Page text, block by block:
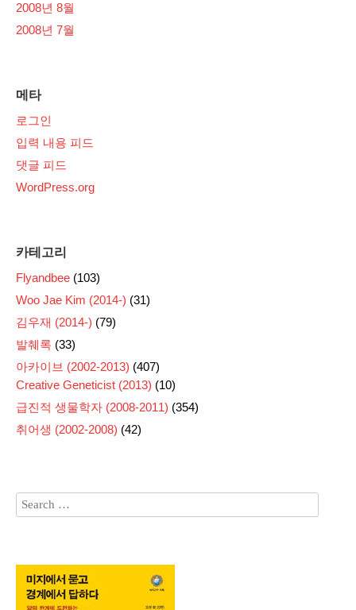
2008년 8월
2008년 7월
메타
로그인
입력 내용 피드
댓글 피드
WordPress.org
카테고리
Flyandbee (103)
Woo Jae Kim (2014-) (31)
김우재 (2014-) (79)
발췌록 (33)
아카이브 (2002-2013) (407)
Creative Geneticist (2013) (10)
급진적 생물학자 (2008-2011) (354)
취어생 (2002-2008) (42)